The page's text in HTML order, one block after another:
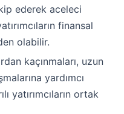
ederek aceleci
finansal
olabilir.
kaçınmaları, uzun
yardımcı
yatırımcıların ortak